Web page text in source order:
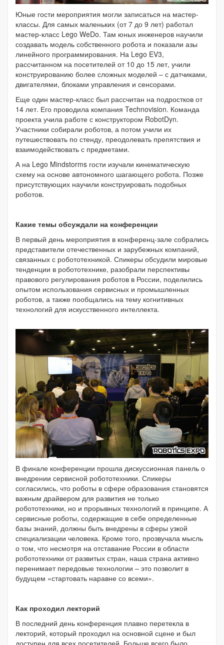
Юные гости мероприятия могли записаться на мастер-
классы. Для самых маленьких (от 7 до 9 лет) работал
мастер-класс Lego WeDo. Там юных инженеров научили
создавать модель собственного робота и показали азы
линейного программирования. На Lego EV3,
рассчитанном на посетителей от 10 до 15 лет, учили
конструированию более сложных моделей – с датчиками,
двигателями, блоками управления и сенсорами.
Еще один мастер-класс был рассчитан на подростков от
14 лет. Его проводила компания Technovision. Команда
проекта учила работе с конструктором RobotDyn.
Участники собирали роботов, а потом учили их
путешествовать по стенду, преодолевать препятствия и
взаимодействовать с предметами.
А на Lego Mindstorms гости изучали кинематическую
схему на основе автономного шагающего робота. Позже
присутствующих научили конструировать подобных
роботов.
Какие темы обсуждали на конференции
В первый день мероприятия в конференц-зале собрались
представители отечественных и зарубежных компаний,
связанных с робототехникой. Спикеры обсудили мировые
тенденции в робототехнике, разобрали перспективы
правового регулирования роботов в России, поделились
опытом использования сервисных и промышленных
роботов, а также пообщались на тему когнитивных
технологий для искусственного интеллекта.
В финале конференции прошла дискуссионная панель о
внедрении сервисной робототехники. Спикеры
согласились, что роботы в сфере образования становятся
важным драйвером для развития не только
робототехники, но и прорывных технологий в принципе. А
сервисные роботы, содержащие в себе определенные
базы знаний, должны быть внедрены в сферы узкой
специализации человека. Кроме того, прозвучала мысль
о том, что несмотря на отставание России в области
робототехники от развитых стран, наша страна активно
перенимает передовые технологии – это позволит в
будущем «стартовать наравне со всеми».
Как проходил лекторий
В последний день конференция плавно перетекла в
лекторий, который проходил на основной сцене и был
доступен для всех посетителей. Больше всего было